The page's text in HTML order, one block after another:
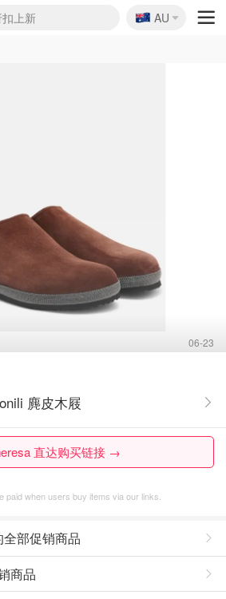
上新
3.5折
2.5折
价汇总
9折
市实拍
捡漏
牌1折起
折起
折护肤1折
总送$50
物
折
奢地板价
6折
饰2折
销
礼物
肤
$33沐浴露
面霜$29
馆门票6折
$16送香薰
折
历$525
促3折
$16
£56
4折
6折起
2.7折
9折
容仪$881
Live
机$649
$24
5折
折
折
4折
折
德次日达
礼
具8折
🇦🇺
AU
06-23
麂皮木屐
直达购买链接 →
paid when users buy items via our links.
全部促销商品
商品